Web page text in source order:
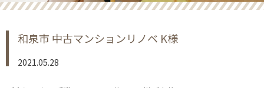
和泉市 中古マンションリノベ K様
2021.05.28